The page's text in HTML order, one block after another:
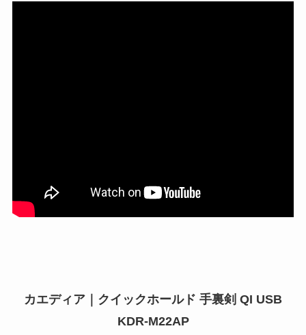
カエディア｜クイックホールド 手裏剣 QI USB
KDR-M22AP